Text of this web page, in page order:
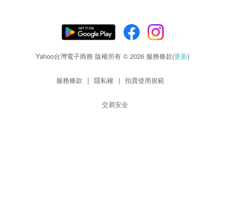
Yahoo台灣電子商務 版權所有 © 2026 服務條款(更新)
服務條款 | 隱私權 | 拍賣使用規範
交易安全